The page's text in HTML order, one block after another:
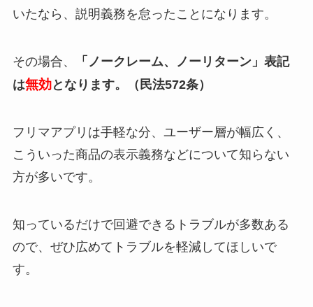
いたなら、説明義務を怠ったことになります。
その場合、
「ノークレーム、ノーリターン」表記
は無効となります。（民法572条）
フリマアプリは手軽な分、ユーザー層が幅広く、
こういった商品の表示義務などについて知らない
方が多いです。
知っているだけで回避できるトラブルが多数ある
ので、ぜひ広めてトラブルを軽減してほしいで
す。